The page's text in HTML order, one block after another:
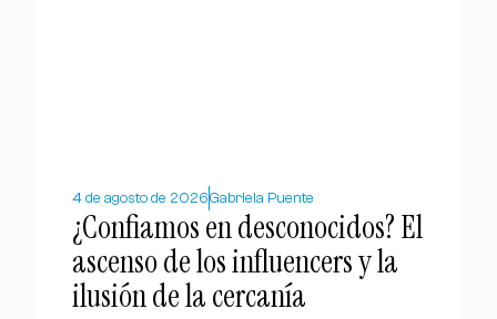
4 de agosto de 2026Gabriela Puente
¿Confiamos en desconocidos? El
ascenso de los influencers y la
ilusión de la cercanía